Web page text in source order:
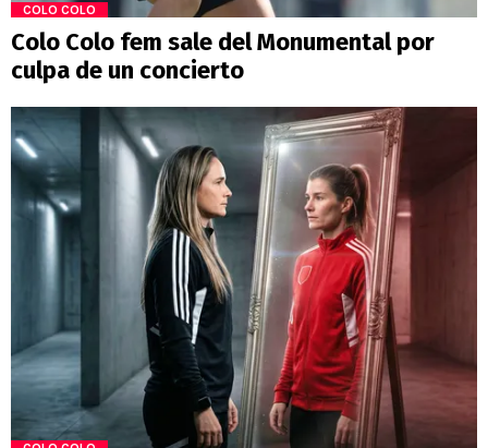
COLO COLO
Colo Colo fem sale del Monumental por
culpa de un concierto